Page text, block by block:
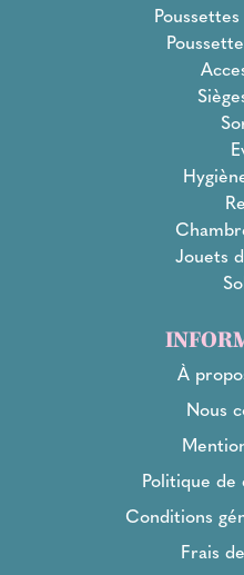
Jouets
À
Nous
Politique
Conditions
Frais